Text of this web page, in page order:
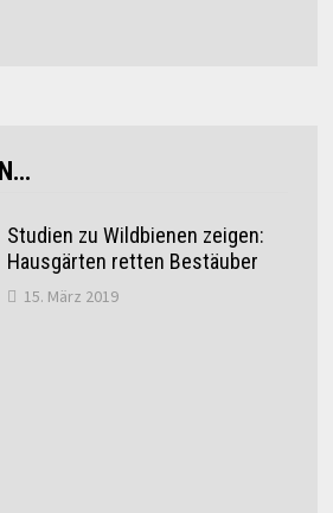
Studien zu Wildbienen zeigen:
Hausgärten retten Bestäuber
15. März 2019